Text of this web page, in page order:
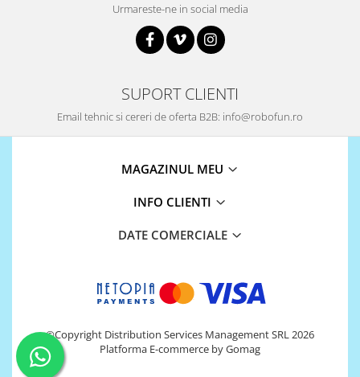
Urmareste-ne in social media
SUPORT CLIENTI
Email tehnic si cereri de oferta B2B: info@robofun.ro
MAGAZINUL MEU
INFO CLIENTI
DATE COMERCIALE
©Copyright Distribution Services Management SRL 2026
Platforma E-commerce by Gomag